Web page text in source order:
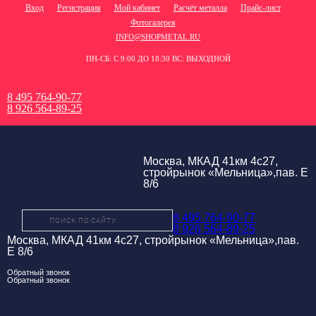
Вход Регистрация Мой кабинет Расчёт металла
Прайс-лист
Фотогалерея
INFO@SHOPMETAL.RU
ПН-СБ: С 9:00 ДО 18:30 ВС: ВЫХОДНОЙ
8 495 764-90-77
8 926 564-89-25
Москва, МКАД 41км 4с27,
стройрынок «Мельница»,пав. Е
8/6
8 495 764-90-77
8 926 564-89-25
Москва, МКАД 41км 4с27, стройрынок «Мельница»,пав.
Е 8/6
Обратный звонок
Обратный звонок